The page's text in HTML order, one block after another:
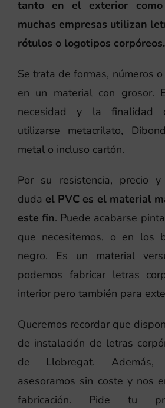
tanto en el exterior
muchas empresas utilizan
rótulos o logotipos corpóreos.
Se trata de formas, números
en un material con grosor.
necesidad y la finalidad
utilizarse metacrilato,
metal o incluso cartón.
Por su resistencia, precio
duda el PVC es el material
este fin. Puede acabarse
que necesitemos, o en los
negro. Es un material
podemos fabricar letras
interior pero también para
Queremos recordar que
de instalación de letras
de Llobregat. Además,
asesoramos sin coste y nos
fabricación. Pide tu